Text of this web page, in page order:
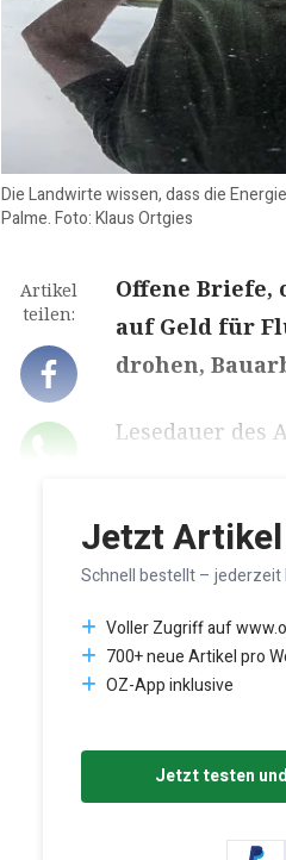
Die Landwirte wissen, dass die
Palme. Foto: Klaus Ortgies
Artikel
teilen:
Offene Briefe,
auf Geld für
drohen,
Lesedauer des
Jetzt
Schnell bestellt – jederzeit
Voller Zugriff auf
700+ neue Artikel pro
OZ-App inklusive
Jetzt testen